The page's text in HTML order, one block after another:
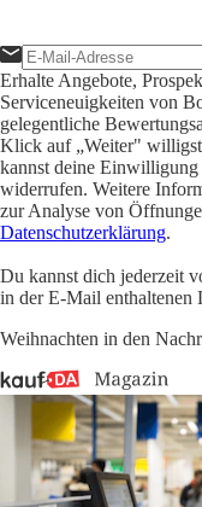
Erhalte Angebote,
Serviceneuigkeiten von
gelegentliche
Klick auf „Weiter"
kannst deine
widerrufen. Weitere
zur Analyse von
Datenschutzerklärung.
Du kannst dich jederzeit
in der E-Mail
Weihnachten in den